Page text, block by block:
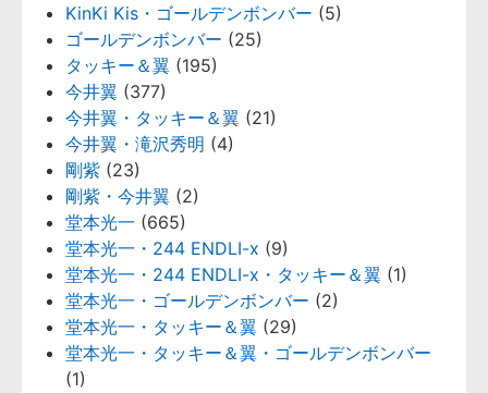
KinKi Kis・ゴールデンボンバー (5)
ゴールデンボンバー (25)
タッキー＆翼 (195)
今井翼 (377)
今井翼・タッキー＆翼 (21)
今井翼・滝沢秀明 (4)
剛紫 (23)
剛紫・今井翼 (2)
堂本光一 (665)
堂本光一・244 ENDLI-x (9)
堂本光一・244 ENDLI-x・タッキー＆翼 (1)
堂本光一・ゴールデンボンバー (2)
堂本光一・タッキー＆翼 (29)
堂本光一・タッキー＆翼・ゴールデンボンバー
(1)